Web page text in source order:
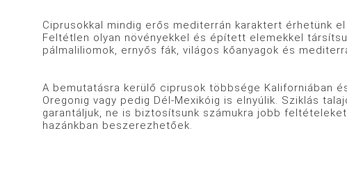
Ciprusokkal mindig erős mediterrán karaktert érhetünk
Feltétlen olyan növényekkel és épített elemekkel
pálmaliliomok, ernyős fák, világos kőanyagok és
A bemutatásra kerülő ciprusok többsége Kaliforniában
Oregonig vagy pedig Dél-Mexikóig is elnyúlik. Sziklás
garantáljuk, ne is biztosítsunk számukra jobb
hazánkban beszerezhetőek.